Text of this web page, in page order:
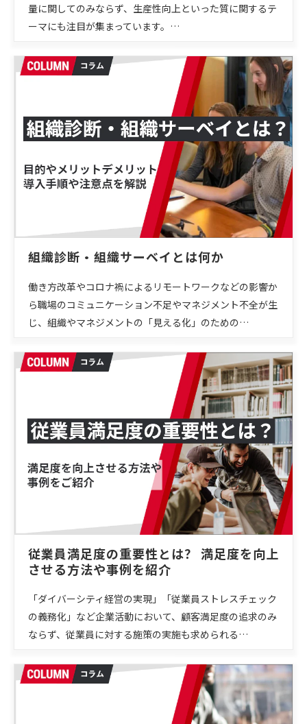
量に関してのみならず、生産性向上といった質に関するテ
ーマにも注目が集まっています。…
組織診断・組織サーベイとは何か
働き方改革やコロナ禍によるリモートワークなどの影響か
ら職場のコミュニケーション不足やマネジメント不全が生
じ、組織やマネジメントの「見える化」のための…
従業員満足度の重要性とは？ 満足度を向上
させる方法や事例を紹介
「ダイバーシティ経営の実現」「従業員ストレスチェック
の義務化」など企業活動において、顧客満足度の追求のみ
ならず、従業員に対する施策の実施も求められる…